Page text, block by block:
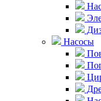
Насосы